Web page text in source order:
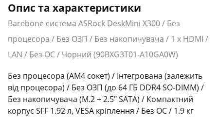
Опис та характеристики
Barebone система ASRock DeskMini X300 / Без
процесора / Без ОЗП / Без накопичувача / 1 x HDMI /
LAN / Без ОС / Чорний (90BXG3T01-A10GA0W)
Без процесора (AM4 сокет) / Інтегрована (залежить
від процесора) / Без ОЗП (до 64 ГБ DDR4 SO-DIMM) /
Без накопичувача (M.2 + 2.5" SATA) / Компактний
корпус SFF 1.92 л, VESA кріплення / Без ОС / 1.9 кг